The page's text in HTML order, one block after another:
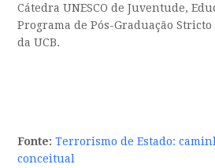
Cátedra UNESCO de Juventude,
Programa de Pós-Graduação Stricto
da UCB.
Fonte: Terrorismo de Estado:
conceitual